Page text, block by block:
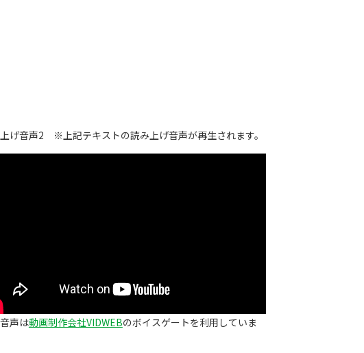
げ音声2 ※上記テキストの読み上げ音声が再生されます。
声は動画制作会社VIDWEBのボイスゲートを利用していま